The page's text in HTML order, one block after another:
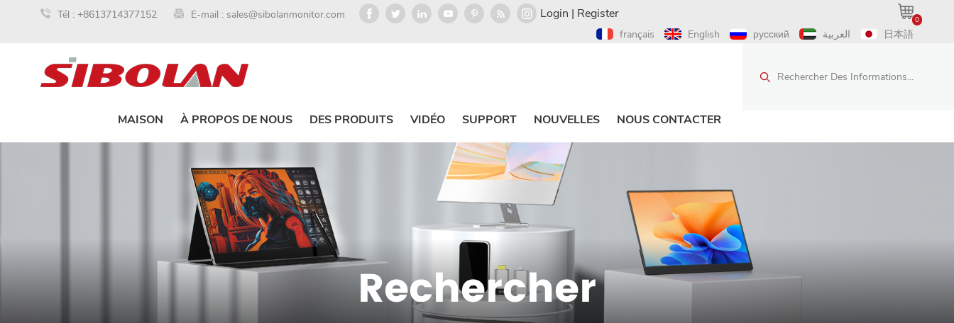
Tél : +8613714377152 E-mail : sales@sibolanmonitor.com 0
Login | Register
français English русский العربية 日本語
Rechercher Des Informations...
MAISON À PROPOS DE NOUS DES PRODUITS VIDÉO SUPPORT NOUVELLES NOUS CONTACTER
Rechercher